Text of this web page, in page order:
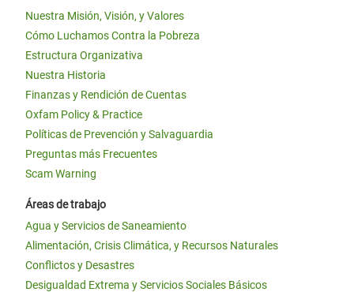
Nuestra Misión, Visión, y Valores
Cómo Luchamos Contra la Pobreza
Estructura Organizativa
Nuestra Historia
Finanzas y Rendición de Cuentas
Oxfam Policy & Practice
Políticas de Prevención y Salvaguardia
Preguntas más Frecuentes
Scam Warning
Áreas de trabajo
Agua y Servicios de Saneamiento
Alimentación, Crisis Climática, y Recursos Naturales
Conflictos y Desastres
Desigualdad Extrema y Servicios Sociales Básicos